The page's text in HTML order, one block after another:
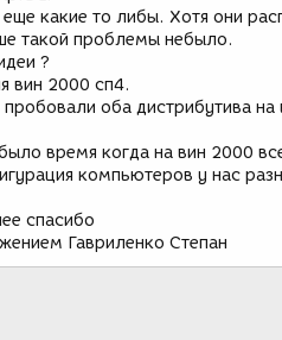
еще какие то либы. Хотя они
такой проблемы небыло.
?
вин 2000 сп4.
оба дистрибутива на
время когда на вин 2000
компьютеров у нас
спасибо
Гавриленко Степан